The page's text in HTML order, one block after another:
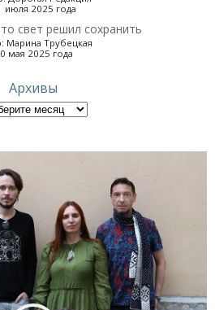
июля 2025 года
свет решил сохранить
Марина Трубецкая
мая 2025 года
Архивы